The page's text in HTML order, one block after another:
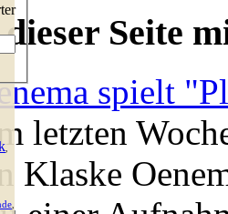
,
,
Seite
spielt
letzten
Klaske